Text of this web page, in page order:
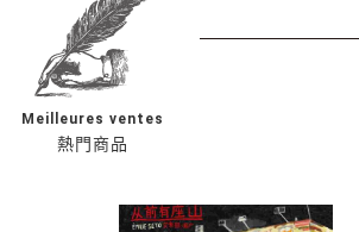
熱門商品
Meilleures ventes